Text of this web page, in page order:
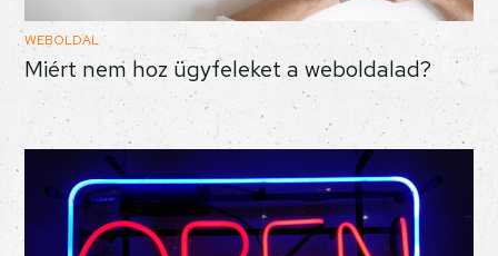
WEBOLDAL
Miért nem hoz ügyfeleket a weboldalad?